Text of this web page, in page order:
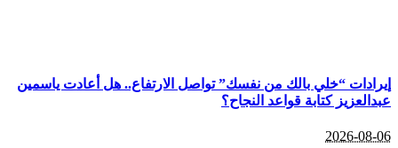
إيرادات “خلي بالك من نفسك” تواصل الارتفاع.. هل أعادت ياسمين
عبدالعزيز كتابة قواعد النجاح؟
2026-08-06